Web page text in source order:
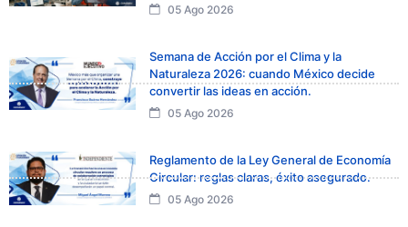
05 Ago 2026
Semana de Acción por el Clima y la
Naturaleza 2026: cuando México decide
convertir las ideas en acción.
05 Ago 2026
Reglamento de la Ley General de Economía
Circular: reglas claras, éxito asegurado.
05 Ago 2026